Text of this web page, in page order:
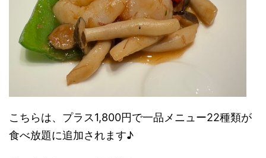
こちらは、プラス1,800円で一品メニュー22種類が
食べ放題に追加されます♪